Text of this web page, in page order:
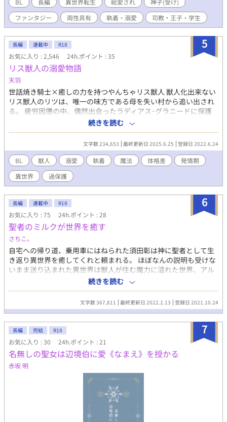
BL 長編 異世界転生 総愛され
神子(受け)
ファンタジー
両性具有 執着・溺愛 司教・王子・学生
5
長編 連載中 R18
お気に入り : 2,546 24h.ポイント : 35
リス獣人の溺愛物語
天羽
世話焼き騎士×癒しの力を持つやんちゃリス獣人 獣人化出来ない
リス獣人のリツは、唯一の味方である母を失い村から追い出され
る。 疲労困憊の中、偶然出会ったラディアス･グラニードに保護
されーーーー物語は始まる。 リツ(5歳)スタート ･リス獣人 ･茶色
の髪とブロンドの瞳 ･パッチリな目に小さい身体 ･小さい丸い耳と
先端が丸まっている大きなシッポが特徴 ･やんちゃだが、人見知り
な所もある ･食べる事が大好き(特に甘いもの) ･前世の記憶がある
･魔力量が多い ラディアス･グラニード(7歳)スタート ･グラニード
公爵家の嫡男(代々王国騎士を務める家系) ･金髪蒼眼 ･身長が高い
･大人ぽく、冷静 ･リツに甘く、リツのお世話をするのが好き ･魔
力量も多く、強い魔力を持っている ･風、水、氷、光魔法が使え
る 〇性別関係なく恋愛、結婚できる世界。 〇R18は15歳の章から
徐々に……。 (R18だけ※←これ付けます！) 〇獣人の中で小型獣
人は男性でも妊娠できる設定があります。苦手な方逃げてくださ
い！！ ▷▶︎▷誤字脱字ありましたら教えて頂けますと幸いです。
▷▶︎▷話の流れや登場人物達の行動に対する批判的なコメントは
お控え 下さい。(めちゃめちゃ落ち込むので……)
続きを読む
文字数 234,653 最終更新日 2025.6.25 登録日 2022.6.24
BL 獣人 溺愛 執着 魔法 体格差
発情期
異世界
過保護
6
長編 連載中 R18
お気に入り : 75 24h.ポイント : 28
聖者のミルクが世界を癒す
さちこ。
自宅への帰り道、乗用車にはねられた須田彰は神に聖者として生
き返り異世界を癒してくれと頼まれる。 ほぼなんの説明も受けな
いまま送り込まれた異世界は獣人が住む魔力に溢れた世界、アル
ク。 彰が目覚めると胸から母乳が出るようになっており、しかも
それが癒しの力を持つと教えられる。更にもう一つ、別の場所か
ら出るミルクにも力が宿ると聞かされる。 神の祝福でミルクを出
すと強制発情する体に作り替えられた彰。男しかいない異世界で
ライトノベルズで連載終了した作品を少し修正したものです。 1
話を2000〜5000字程度にして手軽に読める長さにしています。
予告なくR18展開が入ります。 予約投稿にて毎日24時に更新、全
１１２話で完結です。
続きを読む
文字数 367,811 最終更新日 2022.2.13 登録日 2021.10.24
7
長編 完結 R18
お気に入り : 30 24h.ポイント : 21
名無しの聖女は辺境伯に愛《なまえ》を授かる
赤坂 明